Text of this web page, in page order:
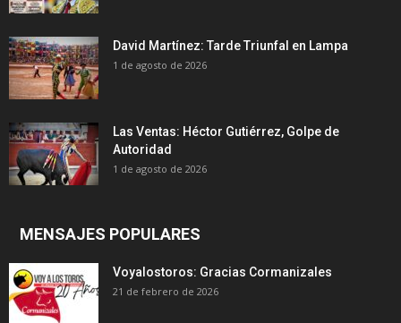
David Martínez: Tarde Triunfal en Lampa
1 de agosto de 2026
Las Ventas: Héctor Gutiérrez, Golpe de
Autoridad
1 de agosto de 2026
MENSAJES POPULARES
Voyalostoros: Gracias Cormanizales
21 de febrero de 2026